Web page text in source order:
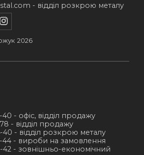
- відділ розкрою металу
2026
40 - офіс, відділ продажу
- відділ продажу
40 - відділ розкрою металу
44 - вироби на замовлення
42 - зовнішньо-економічний